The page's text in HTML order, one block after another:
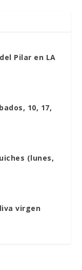
Pilar en LA
10, 17,
(lunes,
virgen